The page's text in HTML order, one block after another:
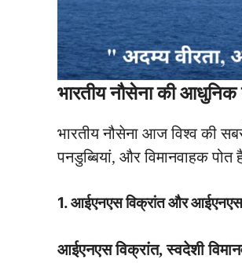
भारतीय नौसेना की
भारतीय नौसेना आज विश्व की
पनडुब्बियां, और विमानवाहक पोत
1.आईएनएस विक्रांत और आईएनएस
आईएनएस विक्रांत, स्वदेशी